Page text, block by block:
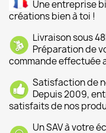
Une entreprise
créations bien à toi !
Livraison sous
Préparation de
commande effectuée
Satisfaction de
Depuis 2009,
satisfaits de nos
Un SAV à votre